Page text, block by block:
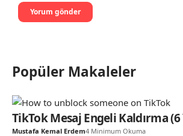
Popüler Makaleler
TikTok Mesaj Engeli Kaldırma
Mustafa Kemal Erdem4 Minimum Okuma